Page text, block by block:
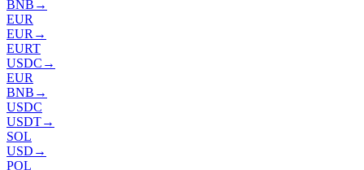
BNB →
EUR
EUR →
EURT
USDC →
EUR
BNB →
USDC
USDT→
SOL
USD →
POL